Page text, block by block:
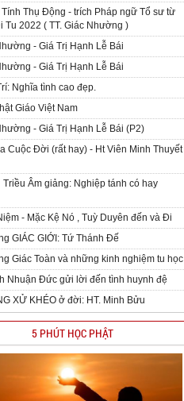
Thụ Động - trích Pháp ngữ Tổ sư từ
Tu 2022 ( TT. Giác Nhường )
- Giá Trị Hạnh Lễ Bái
- Giá Trị Hạnh Lễ Bái
Nghĩa tình cao đẹp.
Giáo Việt Nam
- Giá Trị Hạnh Lễ Bái (P2)
Cuộc Đời (rất hay) - Ht Viên Minh Thuyết
Triều Âm giảng: Nghiệp tánh có hay
- Mặc Kệ Nó , Tuỳ Duyên đến và Đi
GIÁC GIỚI: Tứ Thánh Đế
Giác Toàn và những kinh nghiệm tu học
Nhuận Đức gửi lời đến tình huynh đệ
XỬ KHÉO ở đời: HT. Minh Bửu
5 PHÚT HỌC PHẬT